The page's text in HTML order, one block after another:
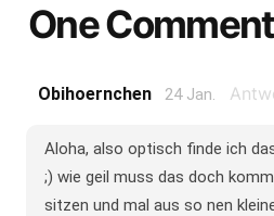
One Comment
Obihoernchen 24 Jan.
Aloha, also optisch finde ich
;) wie geil muss das doch
sitzen und mal aus so nen